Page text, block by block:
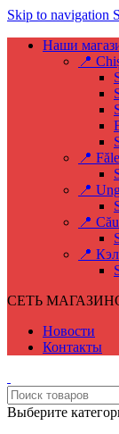
Skip to navigation
Наши
📍
📍
📍
📍
📍
СЕТЬ
Новости
Контакты
Выберите